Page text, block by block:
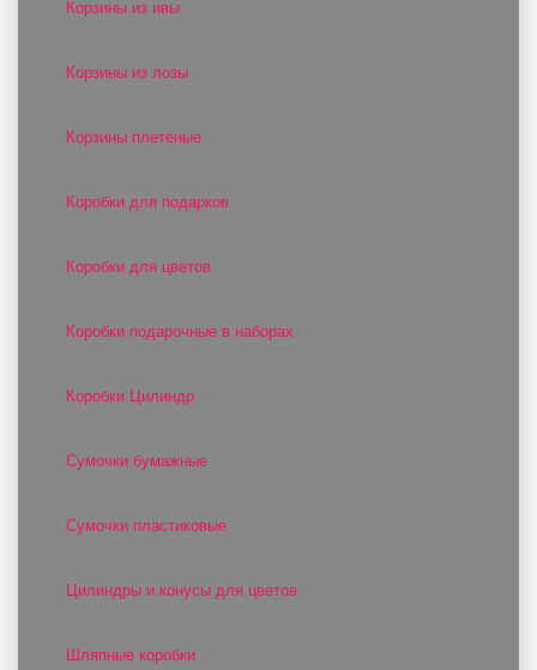
Корзины из ивы
Корзины из лозы
Корзины плетеные
Коробки для подарков
Коробки для цветов
Коробки подарочные в наборах
Коробки Цилиндр
Сумочки бумажные
Сумочки пластиковые
Цилиндры и конусы для цветов
Шляпные коробки